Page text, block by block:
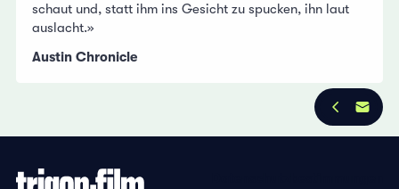
schaut und, statt ihm ins Gesicht zu spucken, ihn laut
auslacht.»
Austin Chronicle